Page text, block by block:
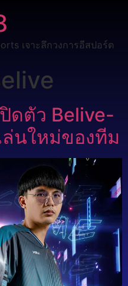
เจาะลึกวงการอีสปอร์ต
ดตัว Belive-
ล่นใหม่ของทีม